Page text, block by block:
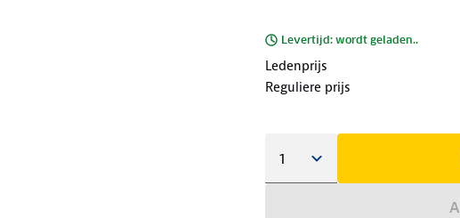
Levertijd: wordt geladen..
Ledenprijs
Reguliere prijs